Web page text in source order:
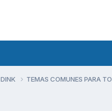
TEMAS COMUNES PARA